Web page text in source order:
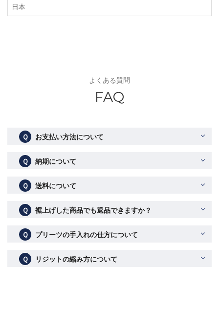
日本
よくある質問
FAQ
Ｑ お支払い方法について
Ｑ 納期について
Ｑ 送料について
Ｑ 裾上げした商品でも返品できますか？
Ｑ プリーツの手入れの仕方について
Ｑ リジットの縮み方について